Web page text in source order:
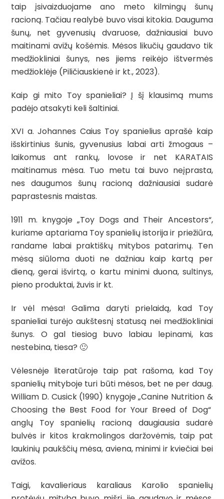
taip įsivaizduojame ano meto kilmingų šunų
racioną. Tačiau realybė buvo visai kitokia. Dauguma
šunų, net gyvenusių dvaruose, dažniausiai buvo
maitinami avižų košėmis. Mėsos likučių gaudavo tik
medžiokliniai šunys, nes jiems reikėjo ištvermės
medžioklėje (Piličiauskienė ir kt., 2023).
Kaip gi mito Toy spanieliai? Į šį klausimą mums
padėjo atsakyti keli šaltiniai.
XVI a. Johannes Caius Toy spanielius aprašė kaip
išskirtinius šunis, gyvenusius labai arti žmogaus –
laikomus ant rankų, lovose ir net KARATAIS
maitinamus mėsa. Tuo metu tai buvo neįprasta,
nes daugumos šunų racioną dažniausiai sudarė
paprastesnis maistas.
1911 m. knygoje „Toy Dogs and Their Ancestors“,
kuriame aptariama Toy spanielių istorija ir priežiūra,
randame labai praktiškų mitybos patarimų. Ten
mėsą siūloma duoti ne dažniau kaip kartą per
dieną, gerai išvirtą, o kartu minimi duona, sultinys,
pieno produktai, žuvis ir kt.
Ir vėl mėsa! Galima daryti prielaidą, kad Toy
spanieliai turėjo aukštesnį statusą nei medžiokliniai
šunys. O gal tiesiog buvo labiau lepinami, kas
nestebina, tiesa? 🙂
Vėlesnėje literatūroje taip pat rašoma, kad Toy
spanielių mityboje turi būti mėsos, bet ne per daug.
William D. Cusick (1990) knygoje „Canine Nutrition &
Choosing the Best Food for Your Breed of Dog“
anglų Toy spanielių racioną daugiausia sudarė
bulvės ir kitos krakmolingos daržovėmis, taip pat
laukinių paukščių mėsa, aviena, minimi ir kviečiai bei
avižos.
Taigi, kavalieriaus karaliaus Karolio spanielių